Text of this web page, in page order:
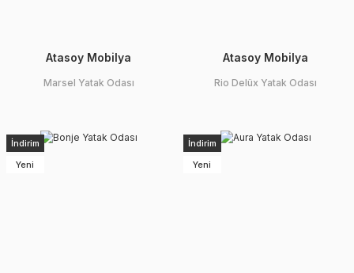
Atasoy Mobilya
Marsel Yatak Odası
Atasoy Mobilya
Rio Delüx Yatak Odası
İndirim
Yeni
İndirim
Yeni